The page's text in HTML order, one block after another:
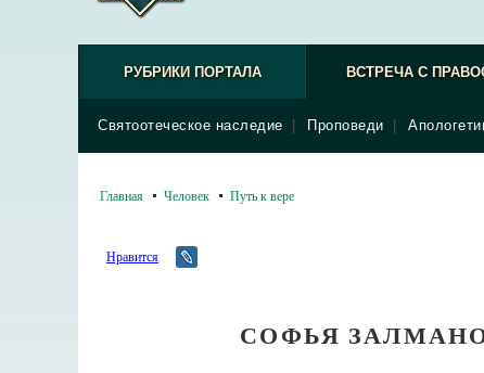
РУБРИКИ ПОРТАЛА ВСТРЕЧА С
Святоотеческое наследие Проповеди
Главная Человек Путь к вере
Нравится
СОФЬЯ